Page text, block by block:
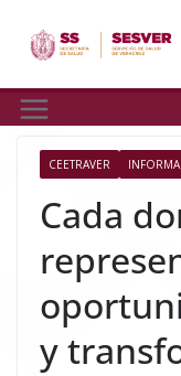
CEETRAVER
Cada
y